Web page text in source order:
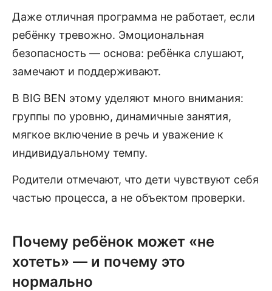
Даже отличная программа не работает, если
ребёнку тревожно. Эмоциональная
безопасность — основа: ребёнка слушают,
замечают и поддерживают.
В BIG BEN этому уделяют много внимания:
группы по уровню, динамичные занятия,
мягкое включение в речь и уважение к
индивидуальному темпу.
Родители отмечают, что дети чувствуют себя
частью процесса, а не объектом проверки.
Почему ребёнок может «не
хотеть» — и почему это
нормально